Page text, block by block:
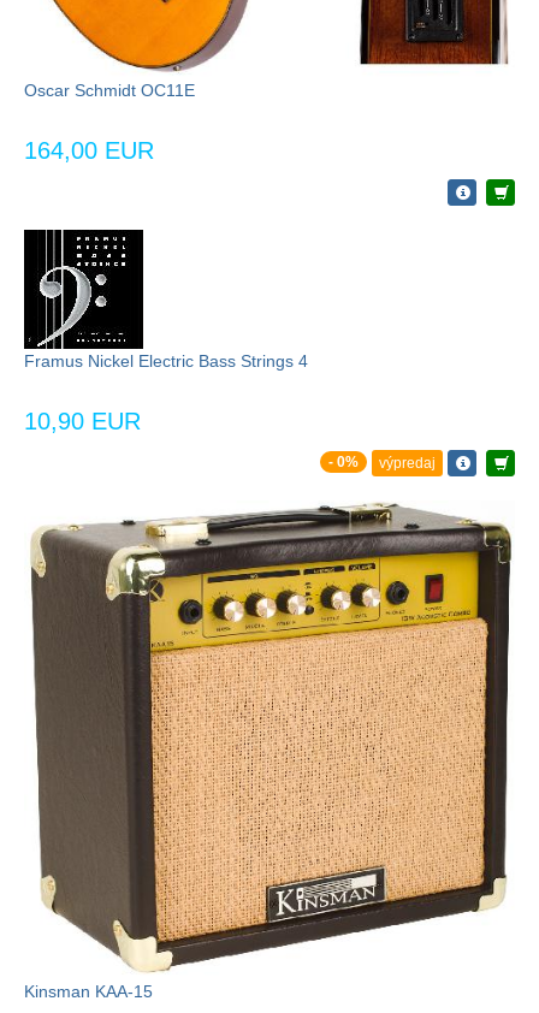
Oscar Schmidt OC11E
164,00 EUR
Framus Nickel Electric Bass Strings 4
10,90 EUR
- 0% výpredaj
Kinsman KAA-15